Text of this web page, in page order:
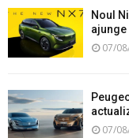
Noul
ajunge
07/
07/